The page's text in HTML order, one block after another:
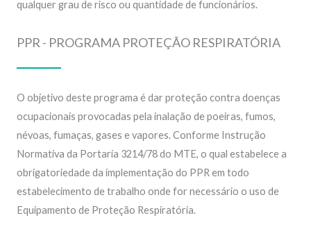
qualquer grau de risco ou quantidade de funcionários.
PPR - PROGRAMA PROTEÇÃO RESPIRATÓRIA
O objetivo deste programa é dar proteção contra doenças
ocupacionais provocadas pela inalação de poeiras, fumos,
névoas, fumaças, gases e vapores. Conforme Instrução
Normativa da Portaria 3214/78 do MTE, o qual estabelece a
obrigatoriedade da implementação do PPR em todo
estabelecimento de trabalho onde for necessário o uso de
Equipamento de Proteção Respiratória.